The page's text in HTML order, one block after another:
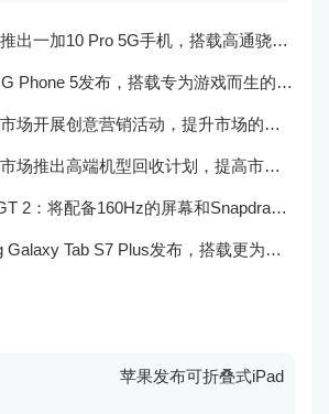
一加手机推出一加10 Pro 5G手机，搭载高通骁龙888处理器和一亿像素主摄像头
Asus ROG Phone 5发布，搭载专为游戏而生的处理器和摄像头
二手手机市场开展创意营销活动，提升市场的品牌感知度和美誉度
二手手机市场推出高端机型回收计划，提高市场的产品质量和用户口碑
Realme GT 2：将配备160Hz的屏幕和Snapdragon 898处理器
Samsung Galaxy Tab S7 Plus发布，搭载更为出色的屏幕和相机
苹果发布可折叠式iPad